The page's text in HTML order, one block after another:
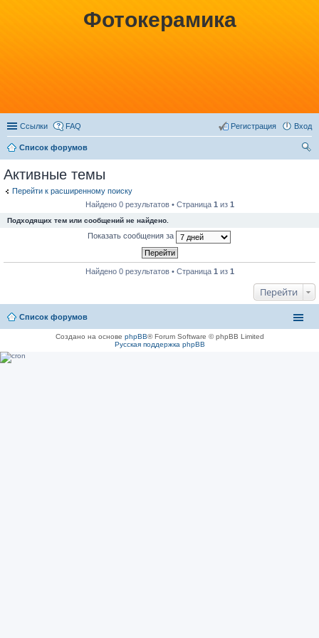
Фотокерамика
Ссылки FAQ Вход
Регистрация
Список форумов
Активные темы
Перейти к расширенному поиску
Найдено 0 результатов • Страница 1 из 1
Подходящих тем или сообщений не найдено.
Показать сообщения за
Найдено 0 результатов • Страница 1 из 1
Перейти
Список форумов
Создано на основе phpBB® Forum Software © phpBB Limited
Русская поддержка phpBB